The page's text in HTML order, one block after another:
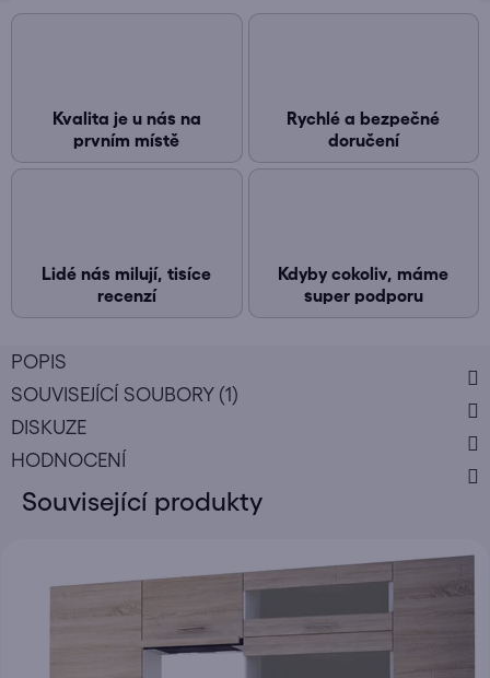
Kvalita je u nás na
prvním místě
Rychlé a bezpečné
doručení
Lidé nás milují, tisíce
recenzí
Kdyby cokoliv, máme
super podporu
POPIS
SOUVISEJÍCÍ SOUBORY (1)
DISKUZE
HODNOCENÍ
Související produkty